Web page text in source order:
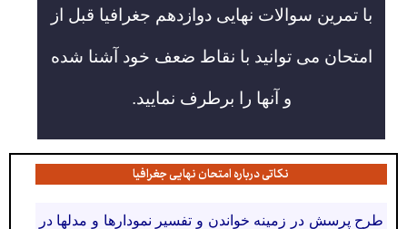
با تمرین سوالات نهایی دوازدهم جغرافیا قبل از
امتحان می توانید با نقاط ضعف خود آشنا شده
و آنها را برطرف نمایید.
نکاتی درباره امتحان نهایی جغرافیا
طرح پرسش در زمینه خواندن و تفسیر نمودارها و مدلها در